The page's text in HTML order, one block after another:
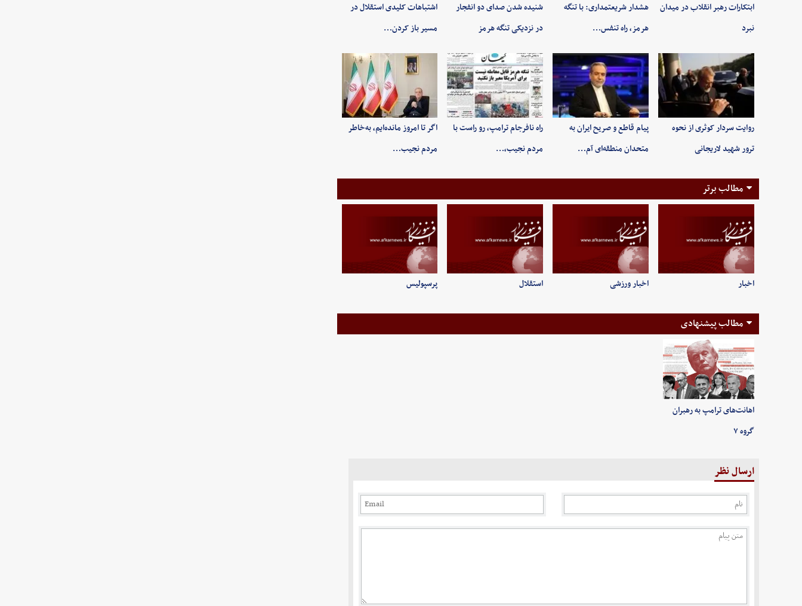
ابتکارات رهبر انقلاب در میدان
نبرد
هشدار شریعتمداری: با تنگه
هرمز، راه تنفس…
شنیده شدن صدای دو انفجار
در نزدیکی تنگه هرمز
اشتباهات کلیدی استقلال در
مسیر باز کردن…
روایت سردار کوثری از نحوه
ترور شهید لاریجانی
پیام قاطع و صریح ایران به
متحدان منطقه‌ای آم…
راه نافرجام ترامپ، رو راست با
مردم نجیب،…
اگر تا امروز مانده‌ایم، به‌خاطر
مردم نجیب…
مطالب برتر
اخبار اخبار ورزشی استقلال پرسپولیس
مطالب پیشنهادی
اهانت‌های ترامپ به رهبران
گروه ۷
ارسال نظر